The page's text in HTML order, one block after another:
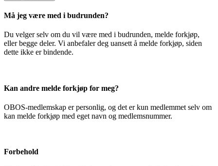
Må jeg være med i budrunden?
Du velger selv om du vil være med i budrunden, melde forkjøp,
eller begge deler. Vi anbefaler deg uansett å melde forkjøp, siden
dette ikke er bindende.
Kan andre melde forkjøp for meg?
OBOS-medlemskap er personlig, og det er kun medlemmet selv om
kan melde forkjøp med eget navn og medlemsnummer.
Forbehold